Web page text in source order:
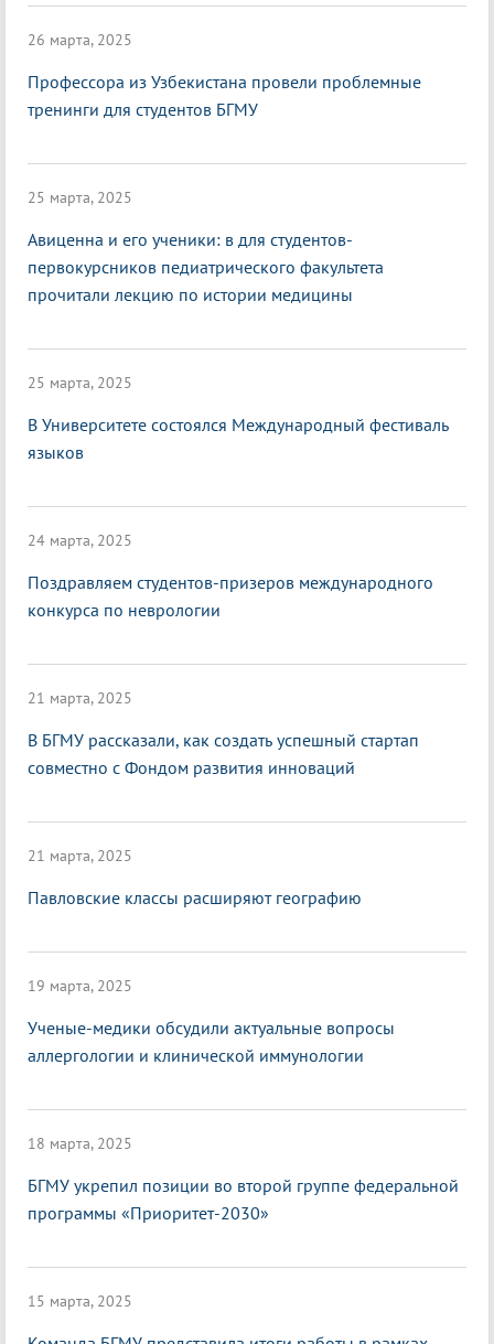
26 марта, 2025
Профессора из Узбекистана провели проблемные
тренинги для студентов БГМУ
25 марта, 2025
Авиценна и его ученики: в для студентов-
первокурсников педиатрического факультета
прочитали лекцию по истории медицины
25 марта, 2025
В Университете состоялся Международный фестиваль
языков
24 марта, 2025
Поздравляем студентов-призеров международного
конкурса по неврологии
21 марта, 2025
В БГМУ рассказали, как создать успешный стартап
совместно с Фондом развития инноваций
21 марта, 2025
Павловские классы расширяют географию
19 марта, 2025
Ученые-медики обсудили актуальные вопросы
аллергологии и клинической иммунологии
18 марта, 2025
БГМУ укрепил позиции во второй группе федеральной
программы «Приоритет-2030»
15 марта, 2025